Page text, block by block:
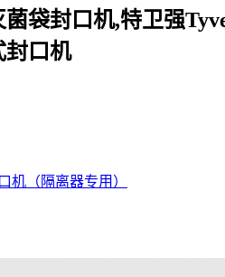
菌袋封口机,特卫强
封口机
机（隔离器专用）